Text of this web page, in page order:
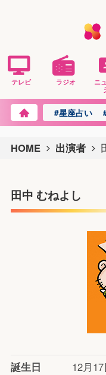
テレビ ラジオ
ニ
#星座占い
HOME 出演者
田中 むねよし
誕生日
12月17